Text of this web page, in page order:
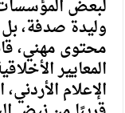
لبعض المؤسسات
وليدة صدفة،
محتوى مهني،
المعايير
الإعلام